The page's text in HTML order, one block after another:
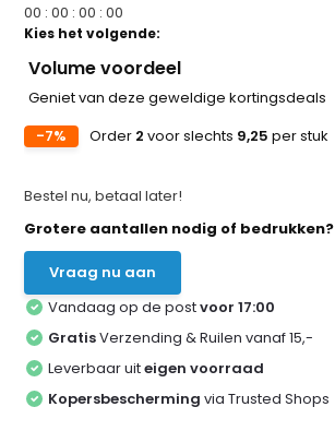
00 :00 :00 :00
Kies het volgende:
Volume voordeel
Geniet van deze geweldige kortingsdeals
-7%
Order 2 voor slechts 9,25 per stuk
Bestel nu, betaal later!
Grotere aantallen nodig of bedrukken?
Vraag nu aan
Vandaag op de postvoor 17:00
GratisVerzending & Ruilen vanaf 15,-
Leverbaar uiteigen voorraad
Kopersbescherming via Trusted Shops